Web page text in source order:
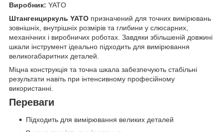
Виробник: YATO
Штангенциркуль YATO призначений для точних вимірювань
зовнішніх, внутрішніх розмірів та глибини у слюсарних,
механічних і виробничих роботах. Завдяки збільшеній довжині
шкали інструмент ідеально підходить для вимірювання
великогабаритних деталей.
Міцна конструкція та точна шкала забезпечують стабільні
результати навіть при інтенсивному професійному
використанні.
Переваги
Підходить для вимірювання великих деталей